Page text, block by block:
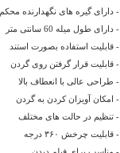
- دارای گیره های نگهدارنده محکم
- دارای طول میله 60 سانتی متر
- قابلیت استفاده بصورت استند
- قابلیت قرار گرفتن روی گردن
- طراحی عالی با انعطاف بالا
- امکان آویزان کردن به گردن
- تنظیم در حالت های مختلف
- قابلیت چرخش ۳۶۰ درجه